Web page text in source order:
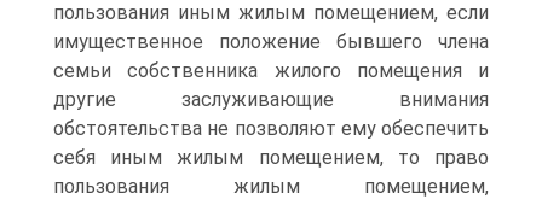
пользования иным жилым помещением, если
имущественное положение бывшего члена
семьи собственника жилого помещения и
другие заслуживающие внимания
обстоятельства не позволяют ему обеспечить
себя иным жилым помещением, то право
пользования жилым помещением,